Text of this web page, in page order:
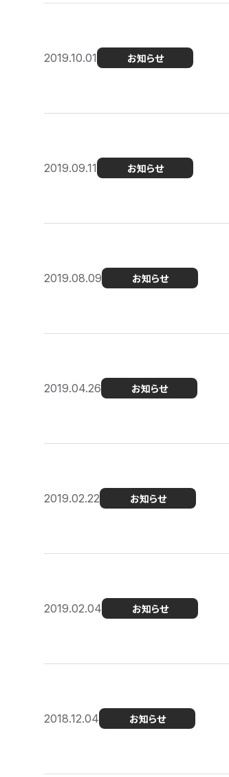
2019.10.01 お知らせ
2019.09.11 お知らせ
2019.08.09 お知らせ
2019.04.26 お知らせ
2019.02.22 お知らせ
2019.02.04 お知らせ
2018.12.04 お知らせ